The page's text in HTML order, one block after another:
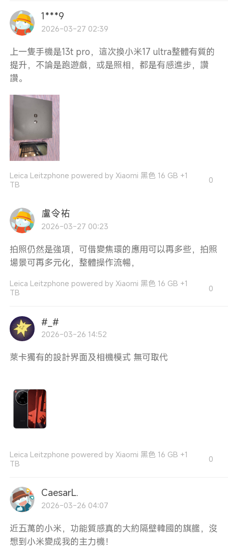
1***9
2026-03-27 02:39
上一隻手機是13t pro，這次換小米17 ultra整體有質的
提升，不論是跑遊戲，或是照相，都是有感進步，讚
讚。
Leica Leitzphone powered by Xiaomi 黑色 16 GB +1
TB
0
盧令祐
2026-03-27 00:23
拍照仍然是強項，可借變焦環的應用可以再多些，拍照
場景可再多元化，整體操作流暢，
Leica Leitzphone powered by Xiaomi 黑色 16 GB +1
TB
0
#_#
2026-03-26 14:52
萊卡獨有的設計界面及相機模式 無可取代
Leica Leitzphone powered by Xiaomi 黑色 16 GB +1
TB
0
CaesarL.
2026-03-26 04:07
近五萬的小米，功能質感真的大約隔壁韓國的旗艦，沒
想到小米變成我的主力機！